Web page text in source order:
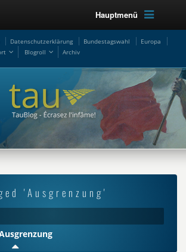
Hauptmenü
Datenschutzerklärung Bundestagswahl
Europa
Blogroll Archiv
'Ausgrenzung'